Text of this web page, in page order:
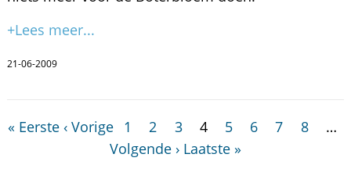
+Lees meer...
21-06-2009
« Eerste ‹ Vorige 1 2 3 4 5 6 7 8
…
Volgende › Laatste »